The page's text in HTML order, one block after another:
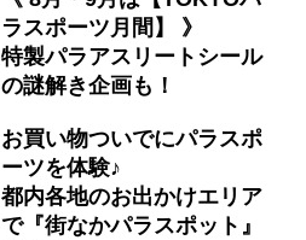
ラスポーツ月間】 》
特製パラアスリートシール
の謎解き企画も！
お買い物ついでにパラスポ
ーツを体験♪
都内各地のお出かけエリア
で『街なかパラスポット』